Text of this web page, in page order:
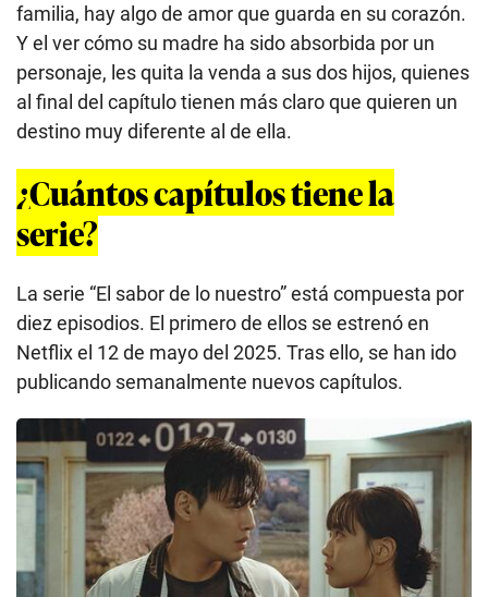
familia, hay algo de amor que guarda en su corazón.
Y el ver cómo su madre ha sido absorbida por un
personaje, les quita la venda a sus dos hijos, quienes
al final del capítulo tienen más claro que quieren un
destino muy diferente al de ella.
¿Cuántos capítulos tiene la
serie?
La serie “El sabor de lo nuestro” está compuesta por
diez episodios. El primero de ellos se estrenó en
Netflix el 12 de mayo del 2025. Tras ello, se han ido
publicando semanalmente nuevos capítulos.